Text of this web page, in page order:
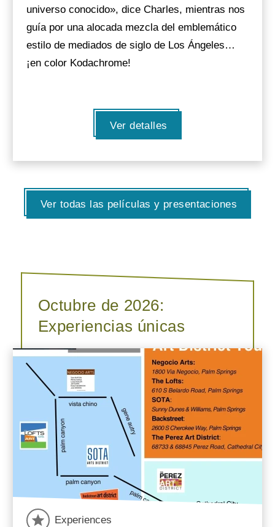
universo conocido», dice Charles, mientras nos
guía por una alocada mezcla del emblemático
estilo de mediados de siglo de Los Ángeles…
¡en color Kodachrome!
Ver detalles
Ver todas las películas y presentaciones
Octubre de 2026:
Experiencias únicas
Experiences